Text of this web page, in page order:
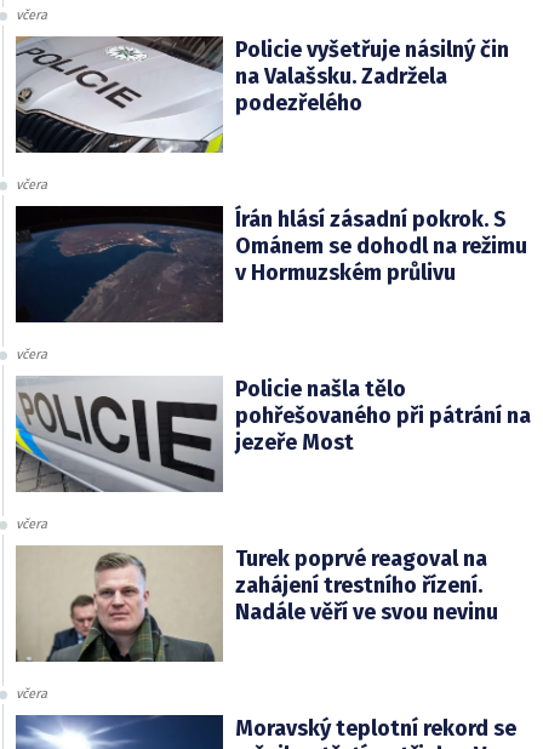
včera
Policie vyšetřuje násilný čin
na Valašsku. Zadržela
podezřelého
včera
Írán hlásí zásadní pokrok. S
Ománem se dohodl na režimu
v Hormuzském průlivu
včera
Policie našla tělo
pohřešovaného při pátrání na
jezeře Most
včera
Turek poprvé reagoval na
zahájení trestního řízení.
Nadále věří ve svou nevinu
včera
Moravský teplotní rekord se